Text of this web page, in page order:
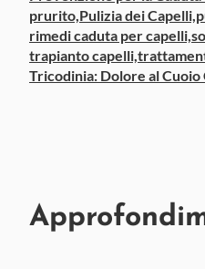
prurito,Pulizia dei Capelli,
rimedi caduta per capelli,
trapianto capelli,
Tricodinia: Dolore al Cuoio